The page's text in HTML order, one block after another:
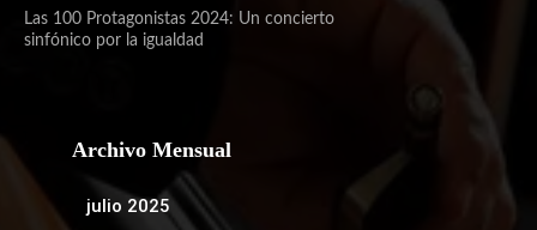
Las 100 Protagonistas 2024: Un concierto
sinfónico por la igualdad
Archivo Mensual
julio 2025